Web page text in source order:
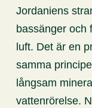
Jordaniens
bassänger och
luft. Det är en
samma
långsam
vattenrörelse.